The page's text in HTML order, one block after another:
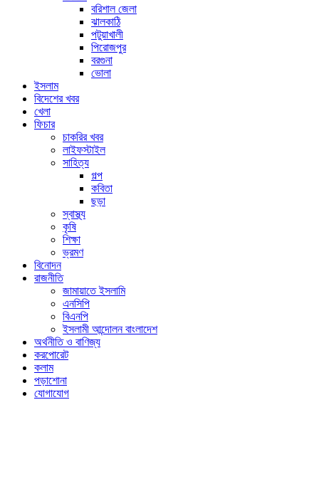
বরিশাল জেলা
ঝালকাঠি
পটুয়াখালী
পিরোজপুর
বরগুনা
ভোলা
ইসলাম
বিদেশের খবর
খেলা
ফিচার
চাকরির খবর
লাইফস্টাইল
সাহিত্য
গল্প
কবিতা
ছড়া
স্বাস্থ্য
কৃষি
শিক্ষা
ভ্রমণ
বিনোদন
রাজনীতি
জামায়াতে ইসলামি
এনসিপি
বিএনপি
ইসলামী আন্দোলন বাংলাদেশ
অর্থনীতি ও বাণিজ্য
করপোরেট
কলাম
পড়াশোনা
যোগাযোগ